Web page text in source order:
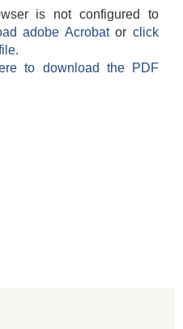
is not configured to
adobe Acrobatorclick
to download the PDF